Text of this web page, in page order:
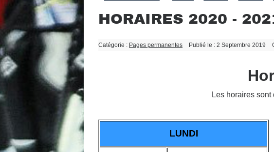
HORAIRES 2020 -
Catégorie : Pages permanentes Publié le : 2 Septembre 2019
Les horaires
LUNDI